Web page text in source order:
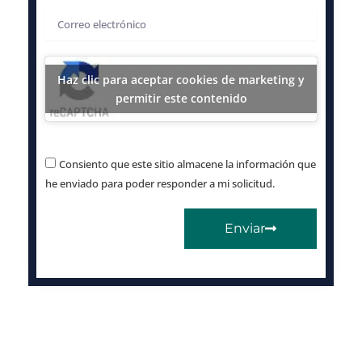
Correo
Haz clic para aceptar cookies de marketing y
permitir este contenido
Consiento que este sitio almacene la información que
he enviado para poder responder a mi solicitud.
Enviar